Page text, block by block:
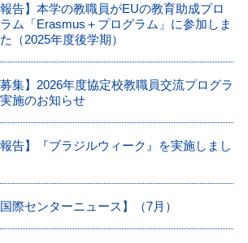
報告】本学の教職員がEUの教育助成プロ
ム「Erasmus＋プログラム」に参加しま
（2025年度後学期）
募集】2026年度協定校教職員交流プログラ
施のお知らせ
報告】『ブラジルウィーク』を実施しまし
国際センターニュース】（7月）